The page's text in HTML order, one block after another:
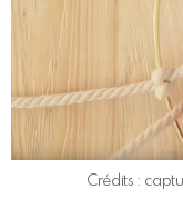
Crédits :